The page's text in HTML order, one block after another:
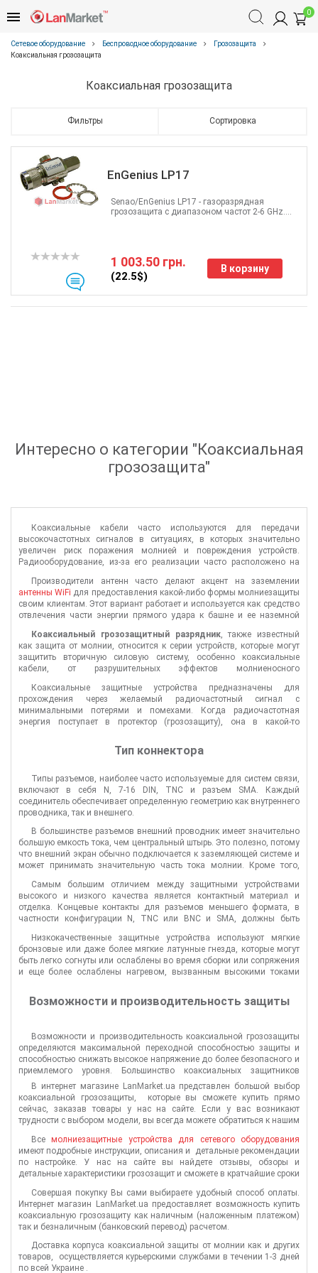
0
Сетевое оборудование Беспроводное оборудование
Грозозащита
Коаксиальная грозозащита
Коаксиальная грозозащита
Фильтры Сортировка
EnGenius LP17
1 003.50 грн.
(22.5$)
В корзину
Senao/EnGenius LP17 - газоразрядная
грозозащита с диапазоном частот 2-6 GHz....
Интересно о категории " Коаксиальная
грозозащита"
Коаксиальные кабели часто используются для передачи
высокочастотных сигналов в ситуациях, в которых значительно
увеличен риск поражения молнией и повреждения устройств.
Радиооборудование, из-за его реализации часто расположено на
прямого или вторичного воздействия молнии.
Производители антенн часто делают акцент на заземлении
антенны WiFi для предоставления какой-либо формы молниезащиты
своим клиентам. Этот вариант работает и используется как средство
отвлечения части энергии прямого удара к башне и ее наземной
«обвести» антенну независимо от того, заземлена она или нет,
поскольку это настроенная (резонансная) схема. Форма волны будет
содержать все резонансы, которые присутствуют в антенне и ее
коаксиальных линиях. Это означает, что электрический разряд будет
распространяться по всей линии передачи по направлению к
Коаксиальный грозозащитный разрядник, также известный
как защита от молнии, относится к серии устройств, которые могут
защитить вторичную силовую систему, особенно коаксиальные
кабели, от разрушительных эффектов молниеносного
правило, пассивные микроволновые компоненты, защищающие от
высоких электромагнитных импульсов (EMP) или экстремальных
скачков напряжения. Коаксиальные разрядники молнии
обеспечивают отличную защиту от молнии и выдающиеся
обратные потери, низкие вносимые потери, низкую интермодуляцию
и эффективно защищают антенну и прилагаемое оборудование от
Коаксиальные защитные устройства предназначены для
прохождения через желаемый радиочастотный сигнал с
минимальными потерями и помехами. Когда радиочастотная
энергия поступает в протектор (грозозащиту), она в какой-то
устройства. Основными параметрами радиочастотной
характеристики коаксиального разъема являются RF частота и
Тип коннектора
Типы разъемов, наиболее часто используемые для систем связи,
включают в себя N, 7-16 DIN, TNC и разъем SMA. Каждый
соединитель обеспечивает определенную геометрию как внутреннего
проводника, так и внешнего.
В большинстве разъемов внешний проводник имеет значительно
большую емкость тока, чем центральный штырь. Это полезно, потому
что внешний экран обычно подключается к заземляющей системе и
может принимать значительную часть тока молнии. Кроме того,
тока в центральном штыре.
Самым большим отличием между защитными устройствами
высокого и низкого качества является контактный материал и
отделка. Концевые контакты для разъемов меньшего формата, в
частности конфигурации N, TNC или BNC и SMA, должны быть
импульсов.
Низкокачественные защитные устройства используют мягкие
бронзовые или даже более мягкие латунные гнезда, которые могут
быть легко согнуты или ослаблены во время сборки или сопряжения
и еще более ослаблены нагревом, вызванным высокими токами
Возможности и производительность защиты
Возможности и производительность коаксиальной грозозащиты
определяются максимальной переходной способностью защиты и
способностью снижать высокое напряжение до более безопасного и
приемлемого уровня. Большинство коаксиальных защитников
используют технологию GDT или четвертьволну (иногда называемую
индуктором) в качестве основного элемента защиты.
В интернет магазине LanMarket.ua представлен большой выбор
коаксиальной грозозащиты, которые вы сможете купить прямо
сейчас, заказав товары у нас на сайте. Если у вас возникают
трудности с выбором модели, вы всегда можете обратиться к нашим
под Ваши требования.
Всемолниезащитные устройства для сетевого оборудования
имеют подробные инструкции, описания и детальные рекомендации
по настройке. У нас на сайте вы найдете отзывы, обзоры и
детальные характеристики грозозащит и сможете в кратчайшие сроки
производителей по самой низкой цене.
Совершая покупку Вы сами выбираете удобный способ оплаты.
Интернет магазин LanMarket.ua предоставляет возможность купить
коаксиальную грозозащиту как наличным (наложенным платежом)
так и безналичным (банковский перевод) расчетом.
Доставка корпуса коаксиальной защиты от молнии как и других
товаров, осуществляется курьерскими службами в течении 1-3 дней
по всей Украине .